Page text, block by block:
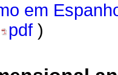
em
pdf )